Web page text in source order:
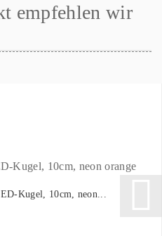
empfehlen wir
Kugel, 10cm, neon...